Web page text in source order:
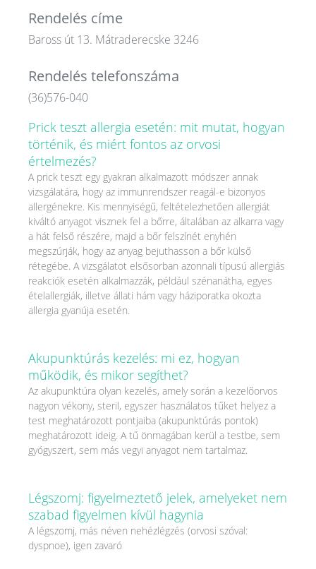
Rendelés címe
Baross út 13. Mátraderecske 3246
Rendelés telefonszáma
(36)576-040
Prick teszt allergia esetén: mit mutat, hogyan
történik, és miért fontos az orvosi
értelmezés?
A prick teszt egy gyakran alkalmazott módszer annak
vizsgálatára, hogy az immunrendszer reagál-e bizonyos
allergénekre. Kis mennyiségű, feltételezhetően allergiát
kiváltó anyagot visznek fel a bőrre, általában az alkarra vagy
a hát felső részére, majd a bőr felszínét enyhén
megszúrják, hogy az anyag bejuthasson a bőr külső
rétegébe. A vizsgálatot elsősorban azonnali típusú allergiás
reakciók esetén alkalmazzák, például szénanátha, egyes
ételallergiák, illetve állati hám vagy háziporatka okozta
allergia gyanúja esetén.
Akupunktúrás kezelés: mi ez, hogyan
működik, és mikor segíthet?
Az akupunktúra olyan kezelés, amely során a kezelőorvos
nagyon vékony, steril, egyszer használatos tűket helyez a
test meghatározott pontjaiba (akupunktúrás pontok)
meghatározott ideig. A tű önmagában kerül a testbe, sem
gyógyszert, sem más vegyi anyagot nem tartalmaz.
Légszomj: figyelmeztető jelek, amelyeket nem
szabad figyelmen kívül hagynia
A légszomj, más néven nehézlégzés (orvosi szóval:
dyspnoe), igen zavaró